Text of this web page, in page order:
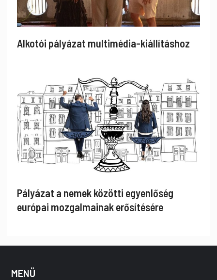
Alkotói pályázat multimédia-kiállításhoz
Pályázat a nemek közötti egyenlőség
európai mozgalmainak erősítésére
MENÜ